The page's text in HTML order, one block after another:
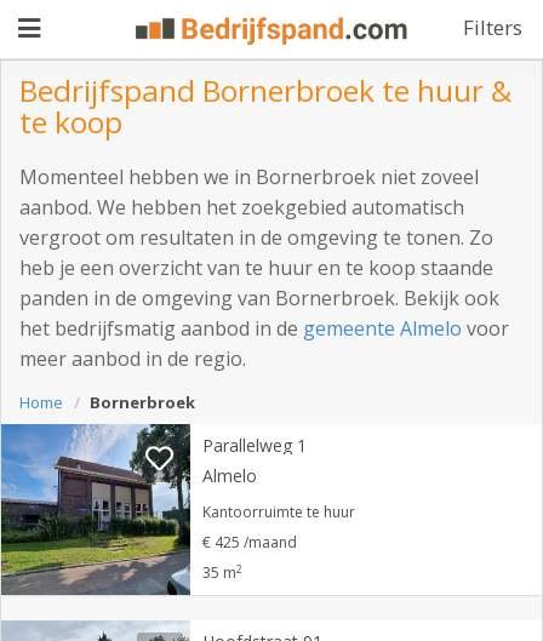
Filters
aanbieden
Pand
zoeken
Waarom
adverteren
Premium
Registreren
Login
Bedrijfspand Bornerbroek te huur &
te koop
Momenteel hebben we in Bornerbroek niet zoveel
aanbod. We hebben het zoekgebied automatisch
vergroot om resultaten in de omgeving te tonen. Zo
heb je een overzicht van te huur en te koop staande
panden in de omgeving van Bornerbroek. Bekijk ook
het bedrijfsmatig aanbod in de gemeente Almelo voor
meer aanbod in de regio.
Home Bornerbroek
Parallelweg 1
Almelo
Kantoorruimte te huur
€ 425 /maand
35 m2